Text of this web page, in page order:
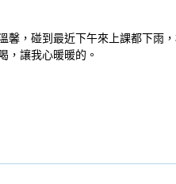
馨，碰到最近下午來上課都下雨
，讓我心暖暖的。